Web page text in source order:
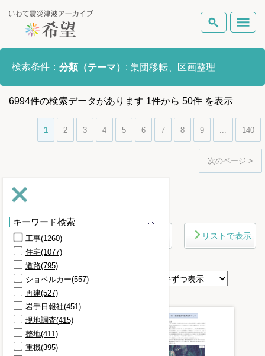
いわて震災津波アーカイブとは
岩手県の被害状況
復興の軌跡
検索条件： 分類（テーマ） : 集団移転、区画整理
6994件の検索データがあります 1件から 50件 を表示
1 2 3 4 5 6 7 8 9 140
次のページ >
さらに条件を詳しく
リストで表示
表示順
キーワード検索
工事(1260)
住宅(1077)
道路(795)
ショベルカー(557)
再建(527)
岩手日報社(451)
現地調査(415)
整地(411)
重機(395)